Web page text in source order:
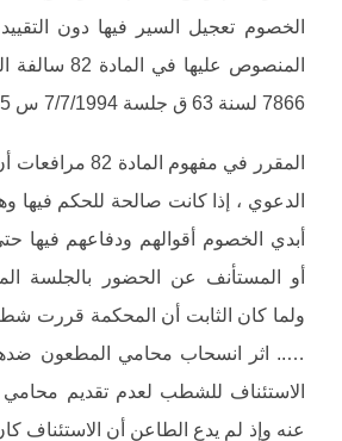
الخصوم تعجيل السير فيها دون
المنصوص عليها
7866 لسنة 63 ق جلسة 7/7/1994 س 45 ج 2 ص 1175 )
المقرر في مفهوم
الدعوي ، إذا كانت صالحة للحكم فيها
أبدي الخصوم أقوالهم ودفاعهم فيها
أو المستأنف عن الحضور بالجلسة
ولما كان الثابت أن المحكمة قررت
….. اثر انسحاب محامي المطعون
الاستئناف للشطب لعدم تقديم محامي
عنه وإذ لم يدع الطاعن أن الاستئناف